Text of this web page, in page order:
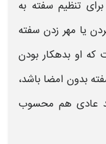
تنظیم سفته به
یا مهر زدن سفته
او بدهکار بودن
بدون امضا باشد،
عادیهم محسوب